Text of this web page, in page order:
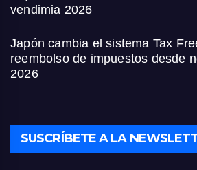
vendimia 2026
Japón cambia el sistema Tax
reembolso de impuestos desde
2026
SUSCRÍBETE A LA